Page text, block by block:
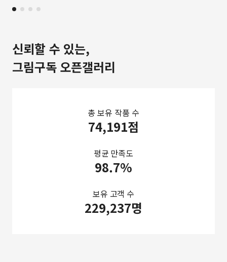
신뢰할 수 있는,
그림구독 오픈갤러리
총 보유 작품 수
74,191점
평균 만족도
98.7%
보유 고객 수
229,237명